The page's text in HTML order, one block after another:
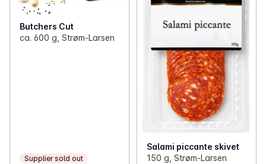
Butchers Cut
ca. 600 g, Strøm-Larsen
Supplier sold out
Salami piccante skivet
150 g, Strøm-Larsen